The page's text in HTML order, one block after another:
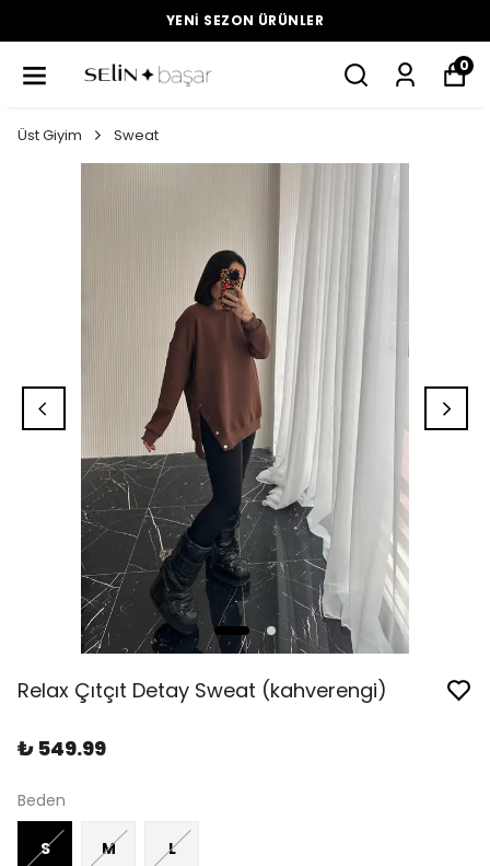
YENI SEZON ÜRÜNLER
0
Üst Giyim Sweat
Relax Çıtçıt Detay Sweat (kahverengi)
₺ 549.99
Beden
S M L